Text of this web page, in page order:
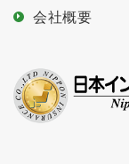
会社概要